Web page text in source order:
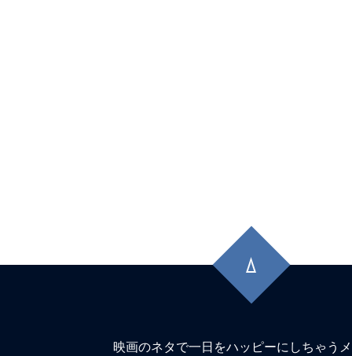
頭
に
映画のネタで一日をハッピーにしちゃう